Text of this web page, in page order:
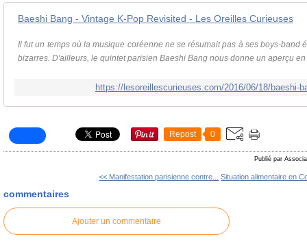
Baeshi Bang - Vintage K-Pop Revisited - Les Oreilles Curieuses
Il fut un temps où la musique coréenne ne se résumait pas à ses boys-band
bizarres. D'ailleurs, le quintet parisien Baeshi Bang nous donne un aperçu
https://lesoreillescurieuses.com/2016/06/18/baeshi-
Repost 0
Publié par
<< Manifestation parisienne contre... Situation alimentaire en
commentaires
Ajouter un commentaire